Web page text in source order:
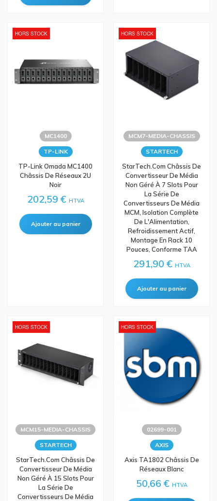
HORS STOCK
MC1400
TP-LINK
TP-Link Omada MC1400
Châssis De Réseaux 2U
Noir
202,59 € HTVA
HORS STOCK
MCM7-MEDIA-CHASSIS
STARTECH
StarTech.com Châssis De
Convertisseur De Média
Non Géré À 7 Slots Pour
La Série De
Convertisseurs De Média
MCM, Isolation Complète
De L'Alimentation,
Refroidissement Actif,
Montage En Rack 10
Pouces, Conforme TAA
291,90 € HTVA
HORS STOCK
MCM15-MEDIA-CHASSIS
STARTECH
StarTech.com Châssis De
Convertisseur De Média
Non Géré À 15 Slots Pour
La Série De
Convertisseurs De Média
HORS STOCK
02699-001
AXIS
Axis TA1802 Châssis De
Réseaux Blanc
50,66 € HTVA